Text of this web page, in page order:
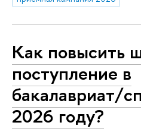
Как повысить
поступление в
бакалавриат/
2026 году?